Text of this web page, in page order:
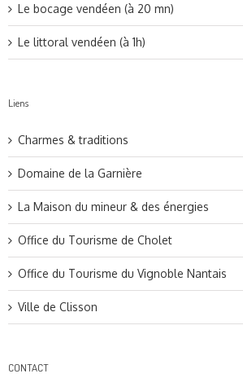
Le bocage vendéen (à 20 mn)
Le littoral vendéen (à 1h)
Liens
Charmes & traditions
Domaine de la Garnière
La Maison du mineur & des énergies
Office du Tourisme de Cholet
Office du Tourisme du Vignoble Nantais
Ville de Clisson
CONTACT